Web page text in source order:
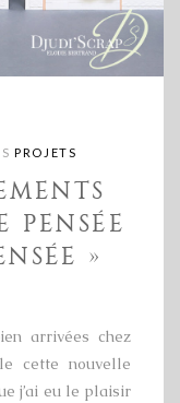
PROJETS
PENSÉE
»
arrivées chez
cette nouvelle
j’ai eu le plaisir